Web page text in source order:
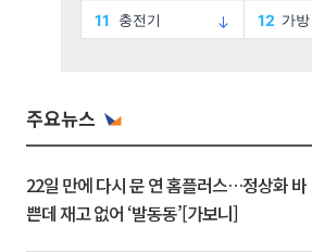
주요뉴스
22일 만에 다시 문 연 홈플러스…정상화 바
쁜데 재고 없어 ‘발동동’[가보니]